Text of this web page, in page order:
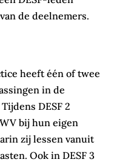
de deelnemers.
heeft één of twee
in de
DESF 2
bij hun eigen
zij lessen vanuit
Ook in DESF 3